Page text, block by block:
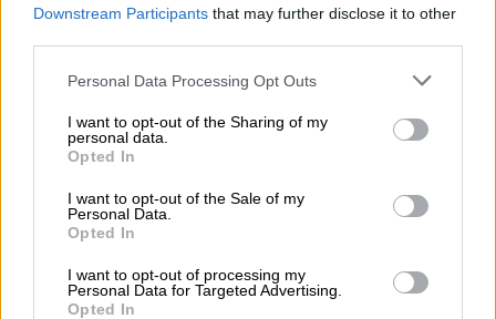
Downstream Participants that may further disclose it to other
Please note that this website/app uses one or more Google
not limited to your visit or usage behaviour. You may click to
grant or deny consent to Google and its third-party tags to
use your data for below specified purposes in below Google
consent section.
Personal Data Processing Opt Outs
I want to opt-out of the Sharing of my
personal data.
Opted In
I want to opt-out of the Sale of my
Personal Data.
Opted In
I want to opt-out of processing my
Personal Data for Targeted Advertising.
Opted In
εφημερίδας, αναφέρεται, στην επίσκεψη που
πραγματοποίησε ο Αρχηγός ΓΕΕΘΑ,
Στρατηγός κ.
δεκτός από τον Οικουμενικό Πατριάρχη
Βαρθολομαίο. Επισημαίνεται ότι στο
δημοσίευμα η λέξη «Κωνσταντινούπολη»
αναγράφεται ως « Istanbul».